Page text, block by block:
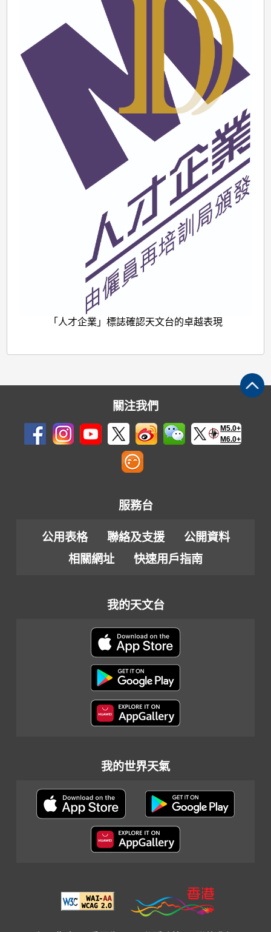
「人才企業」標誌確認天文台的卓越表現
關注我們
M5.0+
M6.0+
服務台
公用表格 聯絡及支援
公開資料
相關網址
快速用戶指南
我的天文台
我的世界天氣